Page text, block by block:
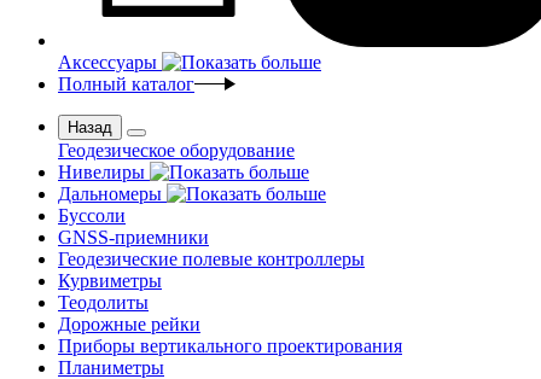
Аксессуары
Полный каталог
Назад
Геодезическое оборудование
Нивелиры
Дальномеры
Буссоли
GNSS-приемники
Геодезические полевые контроллеры
Курвиметры
Теодолиты
Дорожные рейки
Приборы вертикального проектирования
Планиметры